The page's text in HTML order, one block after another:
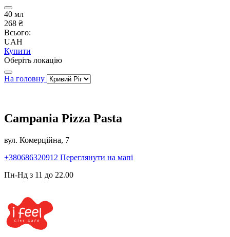
40 мл
268 ₴
Всього:
UAH
Купити
Оберіть локацію
На головну
Campania Pizza Pasta
вул. Комерційна, 7
+380686320912 Переглянути на мапі
Пн-Нд з 11 до 22.00